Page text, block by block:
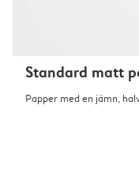
Standard matt
Papper med en jämn,